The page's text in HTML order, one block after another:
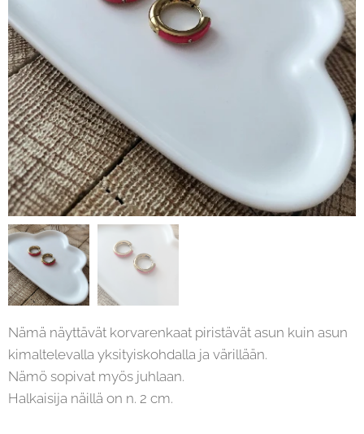
Nämä näyttävät korvarenkaat piristävät asun kuin asun
kimaltelevalla yksityiskohdalla ja värillään.
Nämö sopivat myös juhlaan.
Halkaisija näillä on n. 2 cm.